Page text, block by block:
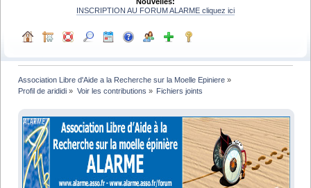
INSCRIPTION AU FORUM ALARME cliquez ici
Association Libre d'Aide a la Recherche sur la Moelle Epiniere »
Profil de arididi » Voir les contributions » Fichiers joints